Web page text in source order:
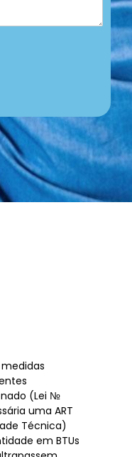
(Lei №
uma ART
Técnica)
em BTUs